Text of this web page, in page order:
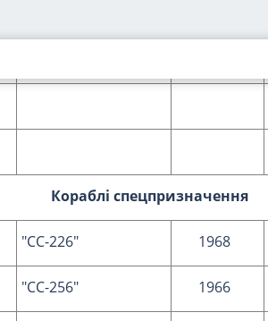
Кораблі спецпризначення
"СС-226" 1968
"СС-256" 1966